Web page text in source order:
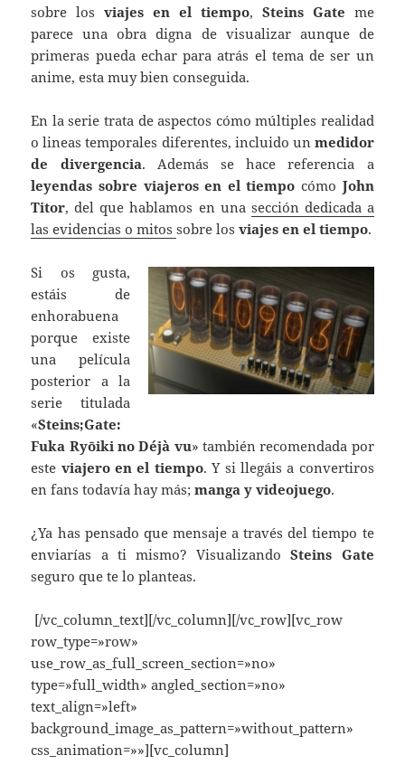
sobre losviajes en el tiempo, Steins Gate me
parece una obra digna de visualizar aunque de
primeras pueda echar para atrás el tema de ser un
anime, esta muy bien conseguida.
En la serie trata de aspectos cómo múltiples realidad
o lineas temporales diferentes, incluido un medidor
de divergencia. Además se hace referencia a
leyendas sobre viajeros en el tiempo cómo John
Titor, del que hablamos en una sección dedicada a
las evidencias o mitossobre losviajes en el tiempo.
Si os gusta,
estáis de
enhorabuena
porque existe
una película
posterior a la
serie titulada
«Steins;Gate:
Fuka Ryōiki no Déjà vu» también recomendada por
este viajero en el tiempo. Y si llegáis a convertiros
en fans todavía hay más;manga y videojuego.
¿Ya has pensado que mensaje a través del tiempo te
enviarías a ti mismo? VisualizandoSteins Gate
seguro que te lo planteas.
[/vc_column_text][/vc_column][/vc_row][vc_row
row_type=»row»
use_row_as_full_screen_section=»no»
type=»full_width» angled_section=»no»
text_align=»left»
background_image_as_pattern=»without_pattern»
css_animation=»»][vc_column]